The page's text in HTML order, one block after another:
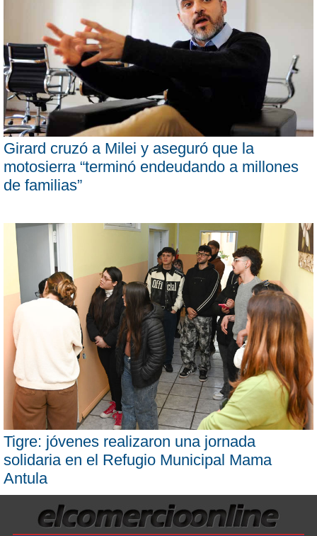
Girard cruzó a Milei y aseguró que la
motosierra “terminó endeudando a millones
de familias”
Tigre: jóvenes realizaron una jornada
solidaria en el Refugio Municipal Mama
Antula